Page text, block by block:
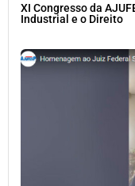
XI Congresso da
Industrial e o Direito